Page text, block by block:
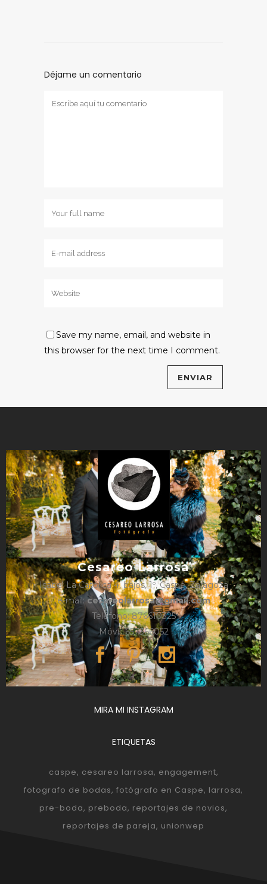
Déjame un comentario
Save my name, email, and website in
this browser for the next time I comment.
Cesareo Larrosa
Isabel La Católica 4, bajos, 1º, Caspe, Zaragoza
e-mail: cesareolarrosa@gmail.com
Teléfono: 876610325
Móvil: 657366052
MIRA MI INSTAGRAM
ETIQUETAS
caspe cesareo larrosa engagement
fotografo de bodas fotógrafo en Caspe larrosa
pre-boda preboda reportajes de novios
reportajes de pareja unionwep